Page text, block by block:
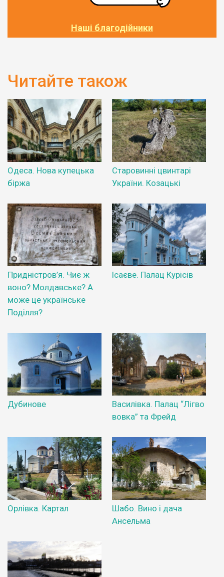
Наші благодійники
Читайте також
Одеса. Нова купецька
біржа
Старовинні цвинтарі
України. Козацькі
Придністров’я. Чиє ж
воно? Молдавське? А
може це українське
Поділля?
Ісаєве. Палац Курісів
Дубинове
Василівка. Палац “Лігво
вовка” та Фрейд
Орлівка. Картал
Шабо. Вино і дача
Ансельма